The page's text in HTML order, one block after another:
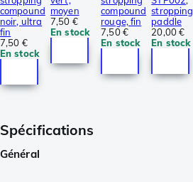
compound
noir, ultra
fin
7,50 €
En stock
moyen
7,50 €
En stock
compound
rouge, fin
7,50 €
En stock
stropping
paddle
20,00 €
En stock
Spécifications
Général